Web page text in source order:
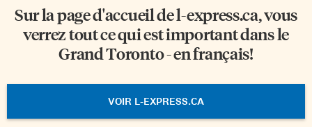
Sur la page d'accueil del-express.ca, vous
verrez tout ce qui est important dans le
Grand Toronto - en français!
VOIR L-EXPRESS.CA